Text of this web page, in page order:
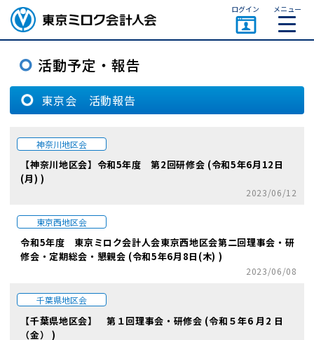
ログイン メニュー
東京会 活動報告
神奈川地区会
【神奈川地区会】令和5年度 第2回研修会 (令和5年6月12日
(月) )
2023/06/12
東京西地区会
令和5年度 東京ミロク会計人会東京西地区会第二回理事会・研
修会・定期総会・懇親会 (令和5年6月8日(木) )
2023/06/08
千葉県地区会
【千葉県地区会】 第１回理事会・研修会 (令和５年6 月2 日
（金） )